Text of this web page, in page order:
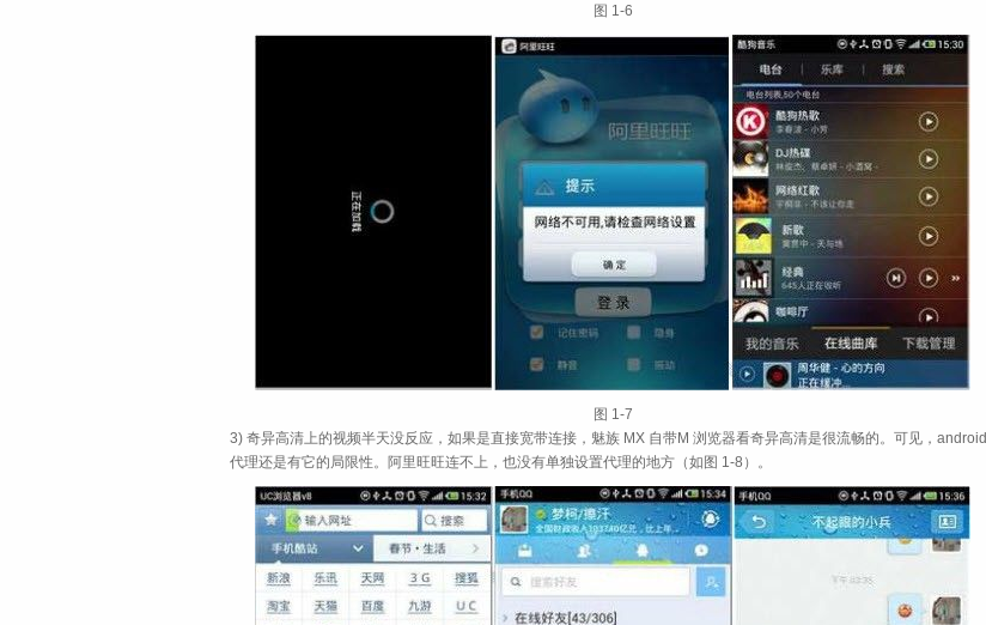
图 1‑6
图 1‑7
3) 奇异高清上的视频半天没反应，如果是直接宽带连接，魅族 MX 自带M 浏览器看奇异高清是很流畅的。可见，android
代理还是有它的局限性。阿里旺旺连不上，也没有单独设置代理的地方（如 图 1‑8 ）。